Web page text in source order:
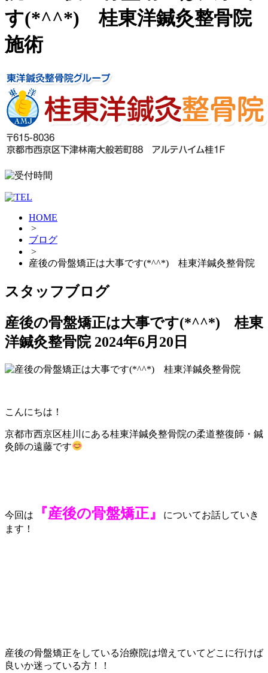
す(*^^*) 桂東洋鍼灸整骨院
施術
HOME
>
ブログ
>
産後の骨盤矯正は大事です(*^^*) 桂東洋鍼灸整骨院
スタッフブログ
産後の骨盤矯正は大事です(*^^*) 桂東
洋鍼灸整骨院 2024年6月20日
こんにちは！
京都市西京区桂川にある桂東洋鍼灸整骨院の柔道整復師・鍼
灸師の遠藤です
今回は 『産後の骨盤矯正』
についてお話していき
ます！
産後の骨盤矯正をしている治療院は増えていてどこに行けば
良いか迷っている方！！